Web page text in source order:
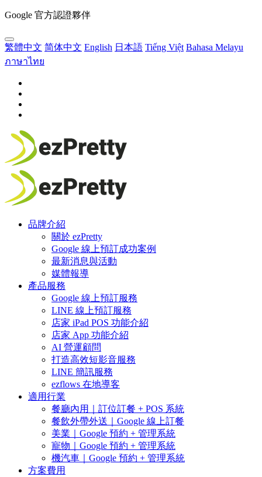
Google 官方認證夥伴
繁體中文 简体中文 English 日本語 Tiếng Việt Bahasa Melayu
ภาษาไทย
品牌介紹
關於 ezPretty
Google 線上預訂成功案例
最新消息與活動
媒體報導
產品服務
Google 線上預訂服務
LINE 線上預訂服務
店家 iPad POS 功能介紹
店家 App 功能介紹
AI 營運顧問
打造高效短影音服務
LINE 簡訊服務
ezflows 在地導客
適用行業
餐廳內用｜訂位訂餐 + POS 系統
餐飲外帶外送｜Google 線上訂餐
美業｜Google 預約 + 管理系統
寵物｜Google 預約 + 管理系統
機汽車｜Google 預約 + 管理系統
方案費用